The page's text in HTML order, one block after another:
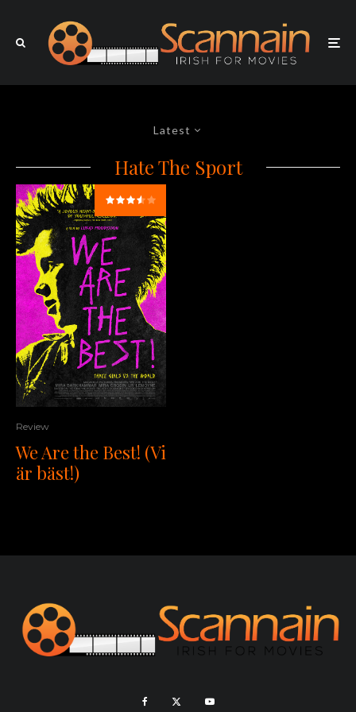
Latest
Hate The Sport
Review
We Are the Best! (Vi
är bäst!)